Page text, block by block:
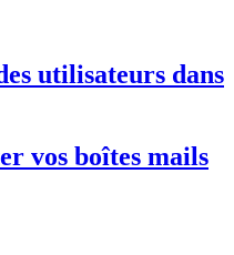
utilisateurs dans
vos boîtes mails